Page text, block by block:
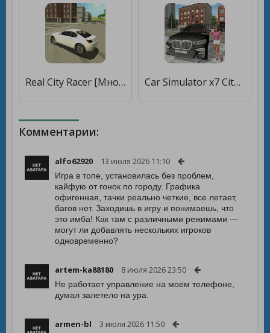
Real City Racer [Много монет] Car Simulator x7 City Driving [Много монет]
Комментарии:
alfo62920 13 июля 2026 11:10
Игра в топе, установилась без проблем,
кайфую от гонок по городу. Графика
офигенная, тачки реально четкие, все летает,
багов нет. Заходишь в игру и понимаешь, что
это имба! Как там с различными режимами —
могут ли добавлять нескольких игроков
одновременно?
artem-ka88180 8 июля 2026 23:50
Не работает управление на моем телефоне,
думал залетело на ура.
armen-bl 3 июля 2026 11:50